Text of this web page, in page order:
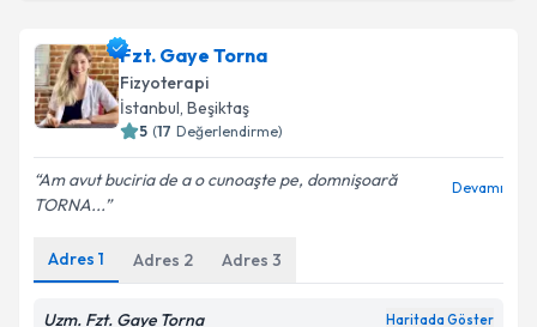
Fzt. Gaye Torna
Fizyoterapi
İstanbul, Beşiktaş
5 (17 Değerlendirme)
Am avut buciria de a o cunoaşte pe, domnişoară
TORNA...
Devamı
Adres 1 Adres 2 Adres 3
Uzm. Fzt. Gaye Torna Haritada Göster